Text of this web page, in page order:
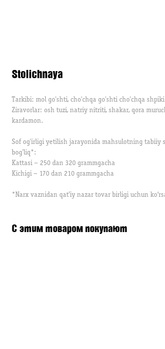
Stolichnaya
Tarkibi: mol go'shti, cho'chqa go'shti cho'chqa shpiki.
Ziravorlar: osh tuzi, natriy nitriti, shakar, qora
kardamon.
Sof og'irligi yetilish jarayonida mahsulotning tabiiy
bog'liq*:
Kattasi – 250 dan 320 grammgacha
Kichigi – 170 dan 210 grammgacha
*Narx vaznidan qat’iy nazar tovar birligi uchun
С этим товаром покупают